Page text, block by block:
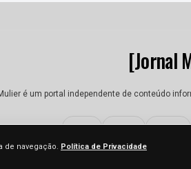
[Jornal
é um portal independente de conteúdo
Sobre Equipe Contato
de navegação. Política de Privacidade